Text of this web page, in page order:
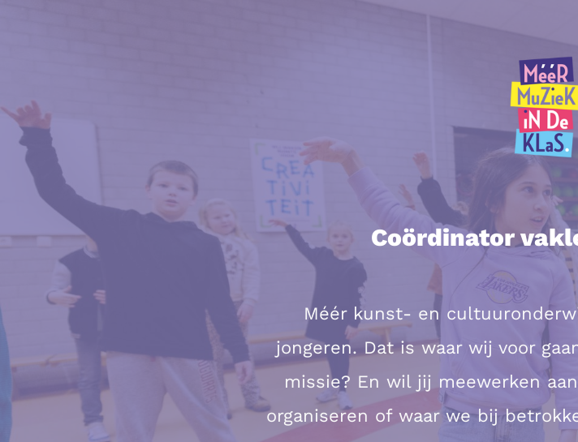
Coördinator
Méér kunst- en
jongeren. Dat is waar wij voor
missie? En wil jij meewerken
organiseren of waar we bij